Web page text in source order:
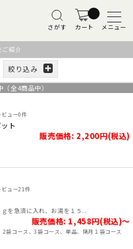
さがす カート メニュー
ご紹介
絞り込み
（全4商品中）
ビュー0件
ト
販売価格: 2,200円(税込)
ビュー21件
を急須に入れ、お湯を１５..
販売価格: 1,458円(税込)～
袋コース、3袋コース、単品、隔月１袋コース